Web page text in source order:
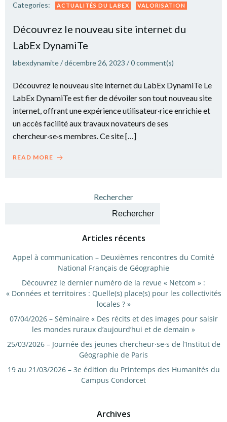
Categories: ACTUALITÉS DU LABEX VALORISATION
Découvrez le nouveau site internet du
LabEx DynamiTe
labexdynamite/décembre 26, 2023 /0comment(s)
Découvrez le nouveau site internet du LabEx DynamiTe Le
LabEx DynamiTe est fier de dévoiler son tout nouveau site
internet, offrant une expérience utilisateur·rice enrichie et
un accès facilité aux travaux novateurs de ses
chercheur·se·s membres. Ce site […]
READ MORE
Rechercher
Rechercher
Articles récents
Appel à communication – Deuxièmes rencontres du Comité
National Français de Géographie
Découvrez le dernier numéro de la revue « Netcom » :
« Données et territoires : Quelle(s) place(s) pour les collectivités
locales ? »
07/04/2026 – Séminaire « Des récits et des images pour saisir
les mondes ruraux d’aujourd’hui et de demain »
25/03/2026 – Journée des jeunes chercheur·se·s de l’Institut de
Géographie de Paris
19 au 21/03/2026 – 3e édition du Printemps des Humanités du
Campus Condorcet
Archives